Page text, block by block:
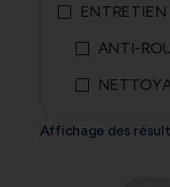
ANTI-
Affichage des